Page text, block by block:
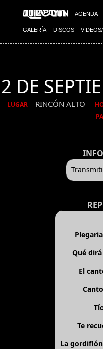
AGENDA
GALERÍA DISCOS
2 DE
LUGAR RINCÓN ALTO
Qué
El
Te
La